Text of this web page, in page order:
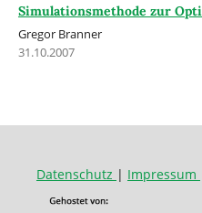
Simulationsmethode zur
Gregor Branner
31.10.2007
Datenschutz | Impressum